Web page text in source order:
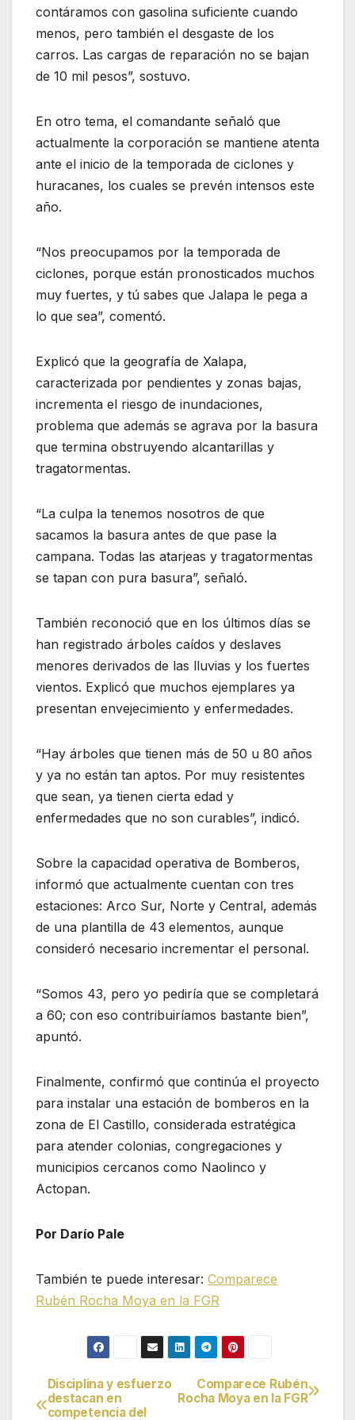
contáramos con gasolina suficiente cuando
menos, pero también el desgaste de los
carros. Las cargas de reparación no se bajan
de 10 mil pesos”, sostuvo.
En otro tema, el comandante señaló que
actualmente la corporación se mantiene atenta
ante el inicio de la temporada de ciclones y
huracanes, los cuales se prevén intensos este
año.
“Nos preocupamos por la temporada de
ciclones, porque están pronosticados muchos
muy fuertes, y tú sabes que Jalapa le pega a
lo que sea”, comentó.
Explicó que la geografía de Xalapa,
caracterizada por pendientes y zonas bajas,
incrementa el riesgo de inundaciones,
problema que además se agrava por la basura
que termina obstruyendo alcantarillas y
tragatormentas.
“La culpa la tenemos nosotros de que
sacamos la basura antes de que pase la
campana. Todas las atarjeas y tragatormentas
se tapan con pura basura”, señaló.
También reconoció que en los últimos días se
han registrado árboles caídos y deslaves
menores derivados de las lluvias y los fuertes
vientos. Explicó que muchos ejemplares ya
presentan envejecimiento y enfermedades.
“Hay árboles que tienen más de 50 u 80 años
y ya no están tan aptos. Por muy resistentes
que sean, ya tienen cierta edad y
enfermedades que no son curables”, indicó.
Sobre la capacidad operativa de Bomberos,
informó que actualmente cuentan con tres
estaciones: Arco Sur, Norte y Central, además
de una plantilla de 43 elementos, aunque
consideró necesario incrementar el personal.
“Somos 43, pero yo pediría que se completará
a 60; con eso contribuiríamos bastante bien”,
apuntó.
Finalmente, confirmó que continúa el proyecto
para instalar una estación de bomberos en la
zona de El Castillo, considerada estratégica
para atender colonias, congregaciones y
municipios cercanos como Naolinco y
Actopan.
Por Darío Pale
También te puede interesar: Comparece
Rubén Rocha Moya en la FGR
Navegación
Comparece Rubén
Rocha Moya en la FGR
Disciplina y esfuerzo
destacan en
competencia del